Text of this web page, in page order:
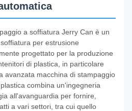
a soffiatura Jerry Can è un
per estrusione
progettato per la produzione
di plastica, in particolare
avanzata macchina di stampaggio
combina un'ingegneria
all'avanguardia per fornire,
a vari settori, tra cui quello